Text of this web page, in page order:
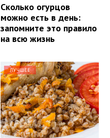
Сколько огурцов
можно есть в день:
запомните это правило
на всю жизнь
ЛУЧШЕЕ